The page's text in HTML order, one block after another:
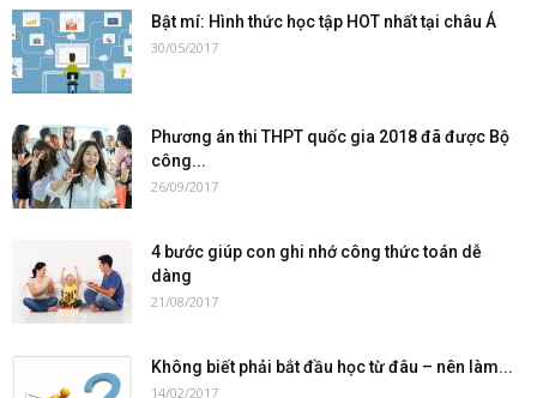
Bật mí: Hình thức học tập HOT nhất tại châu Á
30/05/2017
Phương án thi THPT quốc gia 2018 đã được Bộ
công...
26/09/2017
4 bước giúp con ghi nhớ công thức toán dễ
dàng
21/08/2017
Không biết phải bắt đầu học từ đâu – nên làm...
14/02/2017